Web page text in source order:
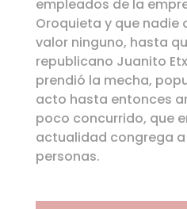
empleados de la
Oroquieta y que nadie
valor ninguno, hasta que
republicano Juanito
prendió la mecha,
acto hasta entonces
poco concurrido, que
actualidad congrega a